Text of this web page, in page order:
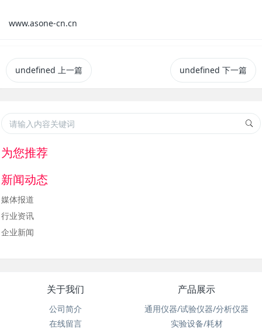
www.asone-cn.cn
undefined 上一篇 undefined 下一篇
为您推荐
新闻动态
媒体报道
行业资讯
企业新闻
关于我们
公司简介
在线留言
产品展示
通用仪器/试验仪器/分析仪器
实验设备/耗材